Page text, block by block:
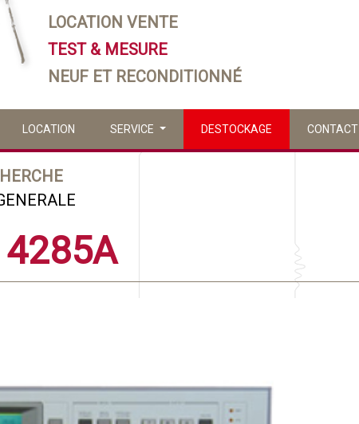
LOCATION VENTE
TEST & MESURE
NEUF ET RECONDITIONNÉ
LOCATION SERVICE DESTOCKAGE CONTACT
4285A